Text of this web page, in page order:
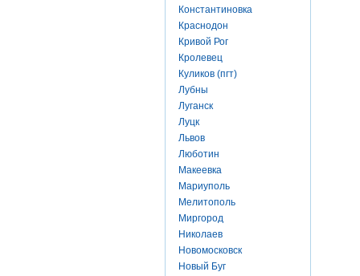
Константиновка
Краснодон
Кривой Рог
Кролевец
Куликов (пгт)
Лубны
Луганск
Луцк
Львов
Люботин
Макеевка
Мариуполь
Мелитополь
Миргород
Николаев
Новомосковск
Новый Буг